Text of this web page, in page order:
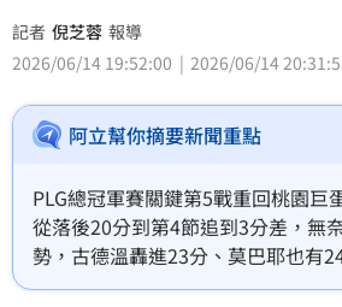
記者 倪芝蓉 報導
2026/06/14 19:52:00
2026/06/14
阿立幫你摘要新聞重點
PLG總冠軍賽關鍵第5戰重回桃園巨
從落後20分到第4節追到3分差，無
勢，古德溫轟進23分、莫巴耶也有
87：78搶下勝利，系列賽3：2率先